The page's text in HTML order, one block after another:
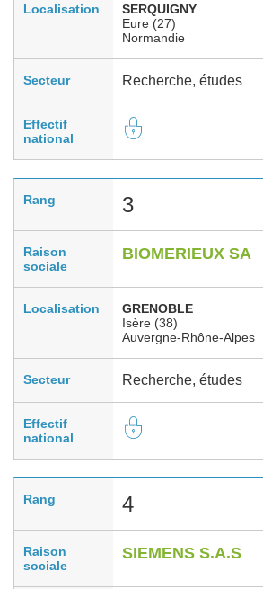
Localisation
SERQUIGNY
Eure (27)
Normandie
Secteur Recherche, études
Effectif
national
Rang 3
Raison
sociale
BIOMERIEUX SA
Localisation
GRENOBLE
Isère (38)
Auvergne-Rhône-Alpes
Secteur Recherche, études
Effectif
national
Rang 4
Raison
sociale
SIEMENS S.A.S